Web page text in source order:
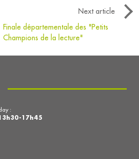
Next article
Finale départementale des "Petits
Champions de la lecture"
:
17h45